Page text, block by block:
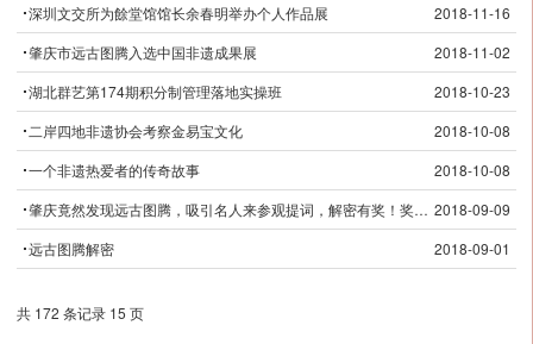
2018-11-16
深圳文交所为餘堂馆馆长余春明举办个人作品展
2018-11-02
肇庆市远古图腾入选中国非遗成果展
2018-10-23
湖北群艺第174期积分制管理落地实操班
2018-10-08
二岸四地非遗协会考察金易宝文化
2018-10-08
一个非遗热爱者的传奇故事
2018-09-09
肇庆竟然发现远古图腾，吸引名人来参观提词，解密有奖！奖金额度三万元！
2018-09-01
远古图腾解密
共 172 条记录 15 页